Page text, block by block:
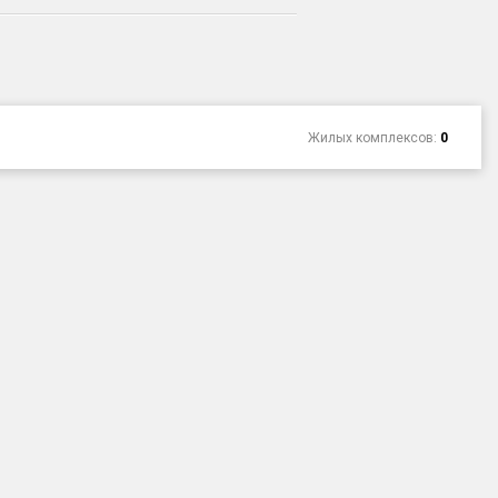
Жилых комплексов: 0